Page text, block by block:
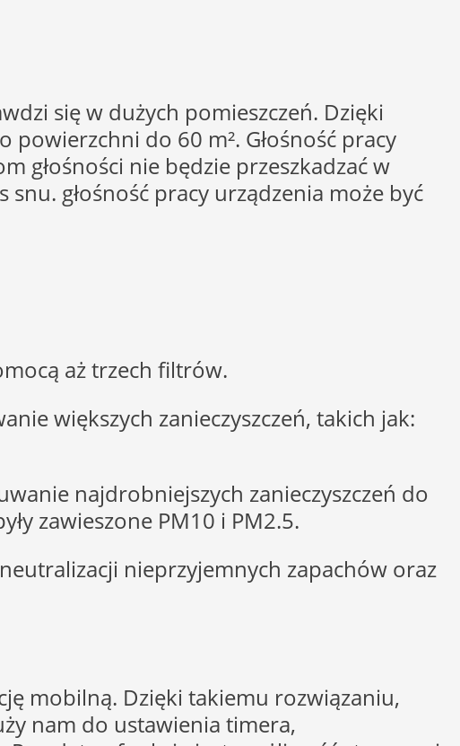
się w dużych pomieszczeń. Dzięki
do 60 m². Głośność pracy
głośności nie będzie przeszkadzać w
głośność pracy urządzenia może być
aż trzech filtrów.
większych zanieczyszczeń, takich jak:
najdrobniejszych zanieczyszczeń do
zawieszone PM10 i PM2.5.
nieprzyjemnych zapachów oraz
mobilną. Dzięki takiemu rozwiązaniu,
nam do ustawienia timera,